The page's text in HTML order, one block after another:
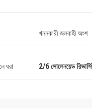
খননকারী জলবাহী অংশ
ধরা 2/6 সোলেনয়েড